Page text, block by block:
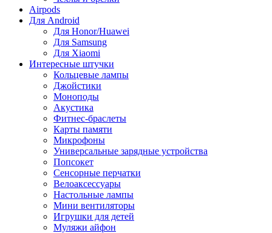
Airpods
Для Android
Для Honor/Huawei
Для Samsung
Для Xiaomi
Интересные штучки
Кольцевые лампы
Джойстики
Моноподы
Акустика
Фитнес-браслеты
Карты памяти
Микрофоны
Универсальные зарядные устройства
Попсокет
Сенсорные перчатки
Велоаксессуары
Настольные лампы
Мини вентиляторы
Игрушки для детей
Муляжи айфон